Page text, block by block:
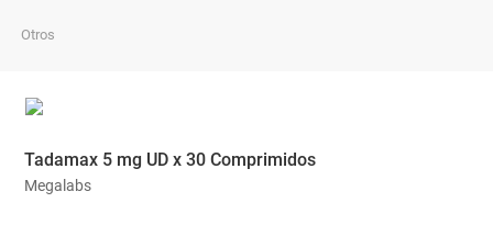
Otros
Tadamax 5 mg UD x 30 Comprimidos
Megalabs